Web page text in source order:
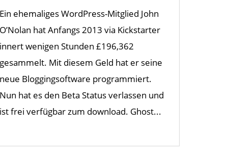
Ein ehemaliges WordPress-Mitglied John
O’Nolan hat Anfangs 2013 via Kickstarter
innert wenigen Stunden £196,362
gesammelt. Mit diesem Geld hat er seine
neue Bloggingsoftware programmiert.
Nun hat es den Beta Status verlassen und
ist frei verfügbar zum download. Ghost...